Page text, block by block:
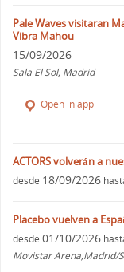
Pale Waves visitaran
Vibra Mahou
15/09/2026
Sala El Sol, Madrid
Open in app
ACTORS volverán a
desde 18/09/2026
Placebo vuelven a
desde 01/10/2026
Movistar Arena,Madrid/